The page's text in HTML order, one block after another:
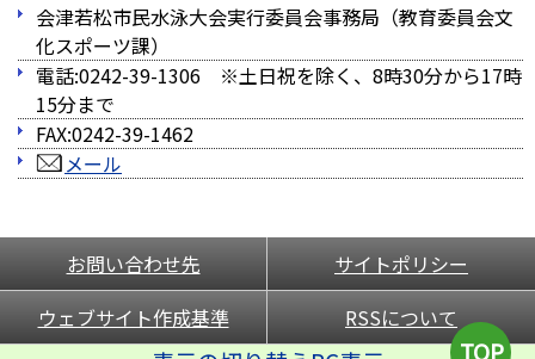
会津若松市民水泳大会実行委員会事務局（教育委員会文
化スポーツ課）
電話:0242-39-1306 ※土日祝を除く、8時30分から17時
15分まで
FAX:0242-39-1462
メール
お問い合わせ先
サイトポリシー
ウェブサイト作成基準
RSSについて
TOP